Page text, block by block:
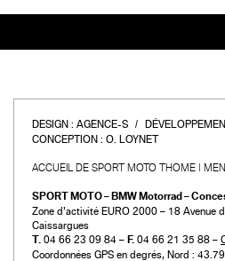
DESIGN : AGENCE-S
CONCEPTION : O. LOYNET
ACCUEIL DE SPORT MOTO THOME
SPORT MOTO – BMW Motorrad –
Zone d’activité EURO 2000 – 18 Avenue
Caissargues
T. 04 66 23 09 84 – F. 04 66 21 35 88 –
Coordonnées GPS en degrés, Nord :